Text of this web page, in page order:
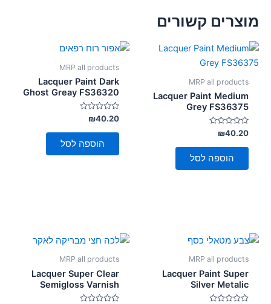
מוצרים קשורים
MRP all products
Lacquer Paint Medium
Grey FS36375
דורג
0
מתוך
₪40.20
הוספה לסל
MRP all products
Lacquer Paint Dark
Ghost Greay FS36320
דורג
0
מתוך
₪40.20
הוספה לסל
MRP all products
Lacquer Paint Super
Silver Metalic
MRP all products
Lacquer Super Clear
Semigloss Varnish